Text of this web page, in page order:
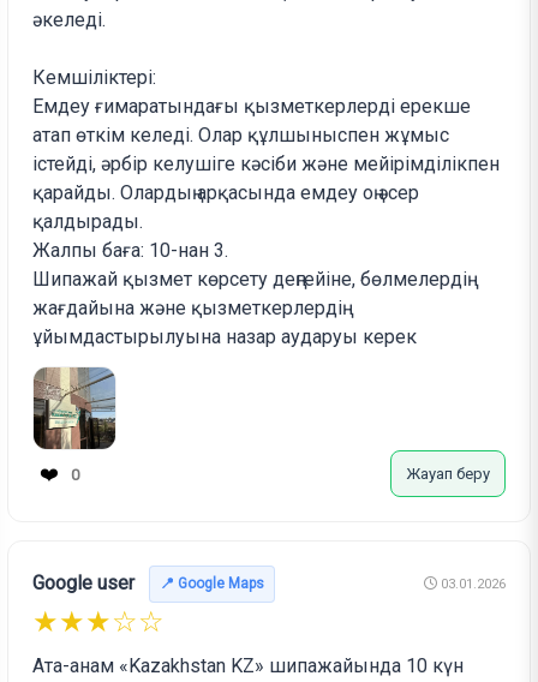
әкеледі.
Кемшіліктері:
Емдеу ғимаратындағы қызметкерлерді ерекше
атап өткім келеді. Олар құлшыныспен жұмыс
істейді, әрбір келушіге кәсіби және мейірімділікпен
қарайды. Олардың арқасында емдеу оң әсер
қалдырады.
Жалпы баға: 10-нан 3.
Шипажай қызмет көрсету деңгейіне, бөлмелердің
жағдайына және қызметкерлердің
ұйымдастырылуына назар аударуы керек
❤️ 0 Жауап беру
Google user 📍 Google Maps 03.01.2026
★★★☆☆
Ата-анам «Kazakhstan KZ» шипажайында 10 күн